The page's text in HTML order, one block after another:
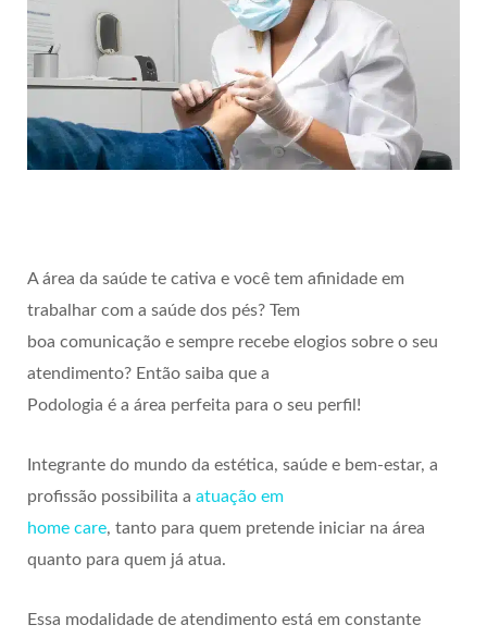
A área da saúde te cativa e você tem afinidade em
trabalhar com a saúde dos pés? Tem
boa comunicação e sempre recebe elogios sobre o seu
atendimento? Então saiba que a
Podologia é a área perfeita para o seu perfil!
Integrante do mundo da estética, saúde e bem-estar, a
profissão possibilita a atuação em
home care, tanto para quem pretende iniciar na área
quanto para quem já atua.
Essa modalidade de atendimento está em constante